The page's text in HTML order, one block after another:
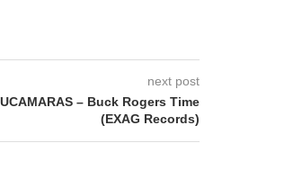
next post
– Buck Rogers Time
(EXAG Records)